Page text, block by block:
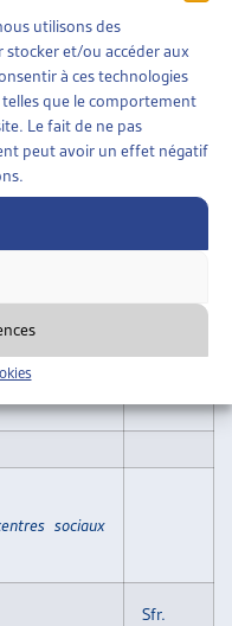
utilisons des
stocker et/ou accéder aux
à ces technologies
que le comportement
Le fait de ne pas
peut avoir un effet négatif
Sfr.
de
pour
un porteur
sociaux
Sfr.